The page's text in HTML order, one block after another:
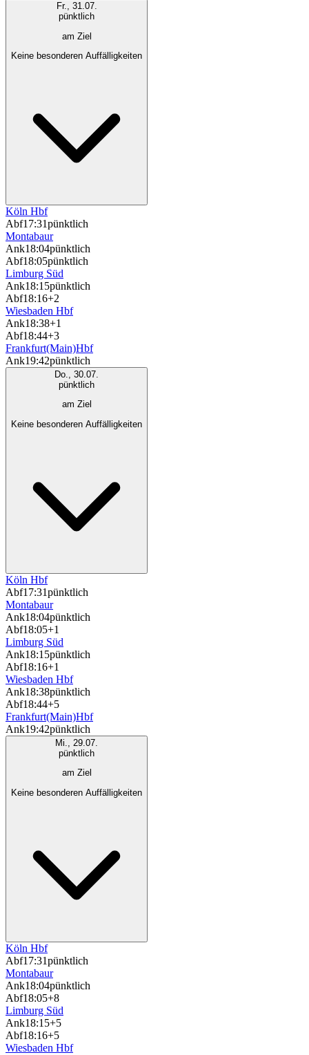
Fr., 31.07.
pünktlich
am Ziel
Keine besonderen Auffälligkeiten
Köln Hbf
Abf17:31pünktlich
Montabaur
Ank18:04pünktlich
Abf18:05pünktlich
Limburg Süd
Ank18:15pünktlich
Abf18:16+2
Wiesbaden Hbf
Ank18:38+1
Abf18:44+3
Frankfurt(Main)Hbf
Ank19:42pünktlich
Do., 30.07.
pünktlich
am Ziel
Keine besonderen Auffälligkeiten
Köln Hbf
Abf17:31pünktlich
Montabaur
Ank18:04pünktlich
Abf18:05+1
Limburg Süd
Ank18:15pünktlich
Abf18:16+1
Wiesbaden Hbf
Ank18:38pünktlich
Abf18:44+5
Frankfurt(Main)Hbf
Ank19:42pünktlich
Mi., 29.07.
pünktlich
am Ziel
Keine besonderen Auffälligkeiten
Köln Hbf
Abf17:31pünktlich
Montabaur
Ank18:04pünktlich
Abf18:05+8
Limburg Süd
Ank18:15+5
Abf18:16+5
Wiesbaden Hbf